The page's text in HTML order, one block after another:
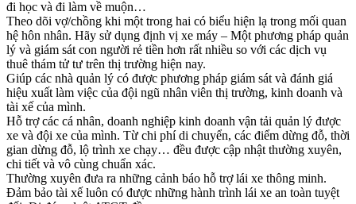
đi học và đi làm về muộn…
Theo dõi vợ/chồng khi một trong hai có biểu hiện lạ trong mối quan
hệ hôn nhân. Hãy sử dụng định vị xe máy – Một phương pháp quản
lý và giám sát con người rẻ tiền hơn rất nhiều so với các dịch vụ
thuê thám tử tư trên thị trường hiện nay.
Giúp các nhà quản lý có được phương pháp giám sát và đánh giá
hiệu xuất làm việc của đội ngũ nhân viên thị trường, kinh doanh và
tài xế của mình.
Hỗ trợ các cá nhân, doanh nghiệp kinh doanh vận tải quản lý được
xe và đội xe của mình. Từ chi phí di chuyển, các điểm dừng đỗ, thời
gian dừng đỗ, lộ trình xe chạy… đều được cập nhật thường xuyên,
chi tiết và vô cùng chuẩn xác.
Thường xuyên đưa ra những cảnh báo hỗ trợ lái xe thông minh.
Đảm bảo tài xế luôn có được những hành trình lái xe an toàn tuyệt